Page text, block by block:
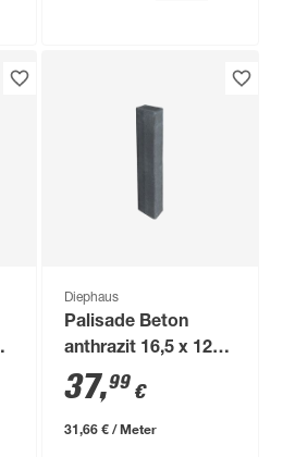
Diephaus
Palisade Beton
anthrazit 16,5 x 120
x 12 cm
37,99 €
31,66 € / Meter